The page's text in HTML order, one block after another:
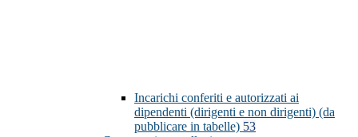
Incarichi conferiti e autorizzati ai
dipendenti (dirigenti e non dirigenti) (da
pubblicare in tabelle) 53